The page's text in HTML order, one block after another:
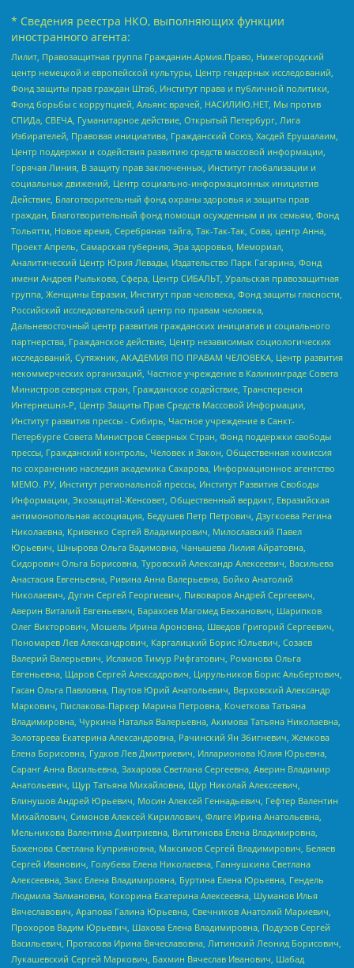
* Сведения реестра НКО, выполняющих функции
иностранного агента:
Лилит, Правозащитная группа Гражданин.Армия.Право, Нижегородский
центр немецкой и европейской культуры, Центр гендерных исследований,
Фонд защиты прав граждан Штаб, Институт права и публичной политики,
Фонд борьбы с коррупцией, Альянс врачей, НАСИЛИЮ.НЕТ, Мы против
СПИДа, СВЕЧА, Гуманитарное действие, Открытый Петербург, Лига
Избирателей, Правовая инициатива, Гражданский Союз, Хасдей Ерушалаим,
Центр поддержки и содействия развитию средств массовой информации,
Горячая Линия, В защиту прав заключенных, Институт глобализации и
социальных движений, Центр социально-информационных инициатив
Действие, Благотворительный фонд охраны здоровья и защиты прав
граждан, Благотворительный фонд помощи осужденным и их семьям, Фонд
Тольятти, Новое время, Серебряная тайга, Так-Так-Так, Сова, центр Анна,
Проект Апрель, Самарская губерния, Эра здоровья, Мемориал,
Аналитический Центр Юрия Левады, Издательство Парк Гагарина, Фонд
имени Андрея Рылькова, Сфера, Центр СИБАЛЬТ, Уральская правозащитная
группа, Женщины Евразии, Институт прав человека, Фонд защиты гласности,
Российский исследовательский центр по правам человека,
Дальневосточный центр развития гражданских инициатив и социального
партнерства, Гражданское действие, Центр независимых социологических
исследований, Сутяжник, АКАДЕМИЯ ПО ПРАВАМ ЧЕЛОВЕКА, Центр развития
некоммерческих организаций, Частное учреждение в Калининграде Совета
Министров северных стран, Гражданское содействие, Трансперенси
Интернешнл-Р, Центр Защиты Прав Средств Массовой Информации,
Институт развития прессы - Сибирь, Частное учреждение в Санкт-
Петербурге Совета Министров Северных Стран, Фонд поддержки свободы
прессы, Гражданский контроль, Человек и Закон, Общественная комиссия
по сохранению наследия академика Сахарова, Информационное агентство
МЕМО. РУ, Институт региональной прессы, Институт Развития Свободы
Информации, Экозащита!-Женсовет, Общественный вердикт, Евразийская
антимонопольная ассоциация, Бедушев Петр Петрович, Дзугкоева Регина
Николаевна, Кривенко Сергей Владимирович, Милославский Павел
Юрьевич, Шнырова Ольга Вадимовна, Чанышева Лилия Айратовна,
Сидорович Ольга Борисовна, Туровский Александр Алексеевич, Васильева
Анастасия Евгеньевна, Ривина Анна Валерьевна, Бойко Анатолий
Николаевич, Дугин Сергей Георгиевич, Пивоваров Андрей Сергеевич,
Аверин Виталий Евгеньевич, Барахоев Магомед Бекханович, Шарипков
Олег Викторович, Мошель Ирина Ароновна, Шведов Григорий Сергеевич,
Пономарев Лев Александрович, Каргалицкий Борис Юльевич, Созаев
Валерий Валерьевич, Исламов Тимур Рифгатович, Романова Ольга
Евгеньевна, Щаров Сергей Алексадрович, Цирульников Борис Альбертович,
Гасан Ольга Павловна, Паутов Юрий Анатольевич, Верховский Александр
Маркович, Пислакова-Паркер Марина Петровна, Кочеткова Татьяна
Владимировна, Чуркина Наталья Валерьевна, Акимова Татьяна Николаевна,
Золотарева Екатерина Александровна, Рачинский Ян Збигневич, Жемкова
Елена Борисовна, Гудков Лев Дмитриевич, Илларионова Юлия Юрьевна,
Саранг Анна Васильевна, Захарова Светлана Сергеевна, Аверин Владимир
Анатольевич, Щур Татьяна Михайловна, Щур Николай Алексеевич,
Блинушов Андрей Юрьевич, Мосин Алексей Геннадьевич, Гефтер Валентин
Михайлович, Симонов Алексей Кириллович, Флиге Ирина Анатольевна,
Мельникова Валентина Дмитриевна, Вититинова Елена Владимировна,
Баженова Светлана Куприяновна, Максимов Сергей Владимирович, Беляев
Сергей Иванович, Голубева Елена Николаевна, Ганнушкина Светлана
Алексеевна, Закс Елена Владимировна, Буртина Елена Юрьевна, Гендель
Людмила Залмановна, Кокорина Екатерина Алексеевна, Шуманов Илья
Вячеславович, Арапова Галина Юрьевна, Свечников Анатолий Мариевич,
Прохоров Вадим Юрьевич, Шахова Елена Владимировна, Подузов Сергей
Васильевич, Протасова Ирина Вячеславовна, Литинский Леонид Борисович,
Лукашевский Сергей Маркович, Бахмин Вячеслав Иванович, Шабад